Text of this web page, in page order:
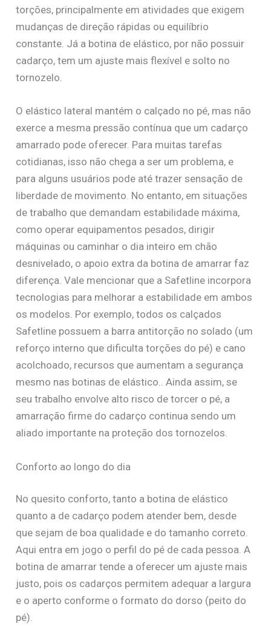
torções, principalmente em atividades que exigem
mudanças de direção rápidas ou equilíbrio
constante. Já a botina de elástico, por não possuir
cadarço, tem um ajuste mais flexível e solto no
tornozelo.
O elástico lateral mantém o calçado no pé, mas não
exerce a mesma pressão contínua que um cadarço
amarrado pode oferecer. Para muitas tarefas
cotidianas, isso não chega a ser um problema, e
para alguns usuários pode até trazer sensação de
liberdade de movimento. No entanto, em situações
de trabalho que demandam estabilidade máxima,
como operar equipamentos pesados, dirigir
máquinas ou caminhar o dia inteiro em chão
desnivelado, o apoio extra da botina de amarrar faz
diferença. Vale mencionar que a Safetline incorpora
tecnologias para melhorar a estabilidade em ambos
os modelos. Por exemplo, todos os calçados
Safetline possuem a barra antitorção no solado (um
reforço interno que dificulta torções do pé) e cano
acolchoado, recursos que aumentam a segurança
mesmo nas botinas de elástico.. Ainda assim, se
seu trabalho envolve alto risco de torcer o pé, a
amarração firme do cadarço continua sendo um
aliado importante na proteção dos tornozelos.
Conforto ao longo do dia
No quesito conforto, tanto a botina de elástico
quanto a de cadarço podem atender bem, desde
que sejam de boa qualidade e do tamanho correto.
Aqui entra em jogo o perfil do pé de cada pessoa. A
botina de amarrar tende a oferecer um ajuste mais
justo, pois os cadarços permitem adequar a largura
e o aperto conforme o formato do dorso (peito do
pé).